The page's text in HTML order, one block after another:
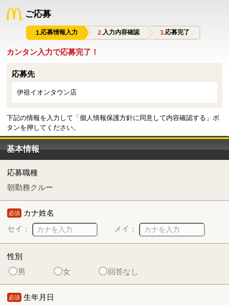
ご応募
応募情報入力 入力内容確認 応募完了
カンタン入力で応募完了！
応募先
伊祖イオンタウン店
下記の情報を入力して「個人情報保護方針に同意して内容確認する」ボ
タンを押してください。
基本情報
応募職種
朝勤務クルー
必須 カナ姓名
セイ：
メイ：
性別
男
女 回答なし
必須 生年月日